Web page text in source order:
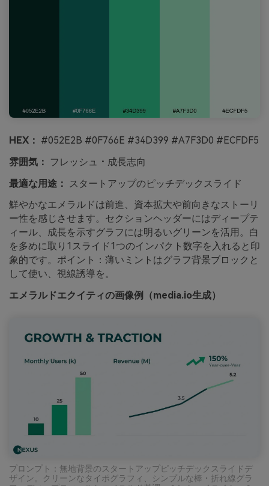
HEX： #052E2B #0F766E #34D399 #A7F3D0 #ECFDF5
雰囲気：
フレッシュ・成長志向
最適な用途：
スタートアップのピッチデックスライド
鮮やかなエメラルドは前進、資本拡大や前向きなストーリ
ー性を感じさせます。セクションヘッダーにはディープテ
ィール、成長を示すグラフには明るいグリーンを活用。白
を多めに取り1スライド1つのインパクト数字を入れると印
象的です。ポイント：薄いミントはグラフ背景ブロックと
して使い、視線誘導を。
エメラルドエクイティの画像例（media.io生成）
プロンプト：無地背景のスタートアップピッチデックスライドデ
ザイン。クリーンなタイポグラフィ、シンプルな棒・折れ線グラ